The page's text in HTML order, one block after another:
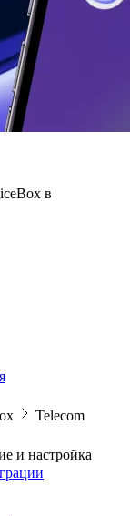
в
Telecom
и настройка